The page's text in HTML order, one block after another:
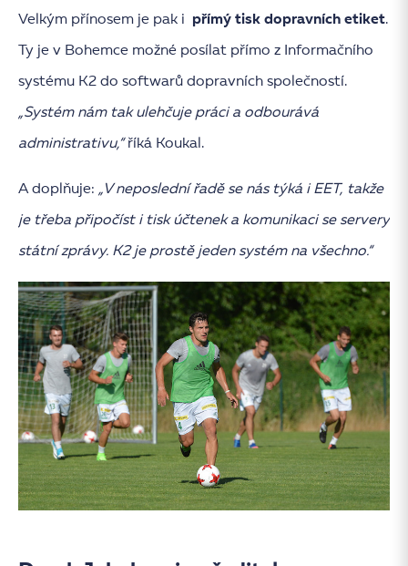
Velkým přínosem je pak i přímý tisk dopravních etiket.
Ty je v Bohemce možné posílat přímo z Informačního
systému K2 do softwarů dopravních společností.
„Systém nám tak ulehčuje práci a odbourává
administrativu,“říká Koukal.
A doplňuje: „V neposlední řadě se nás týká i EET, takže
je třeba připočíst i tisk účtenek a komunikaci se servery
státní zprávy. K2 je prostě jeden systém na všechno.“